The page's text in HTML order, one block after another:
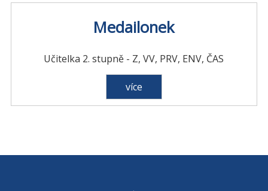
Medailonek
Učitelka 2. stupně - Z, VV, PRV, ENV, ČAS
více